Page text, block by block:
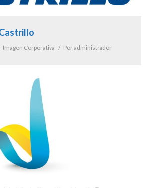
Imagen Corporativa Poradministrador